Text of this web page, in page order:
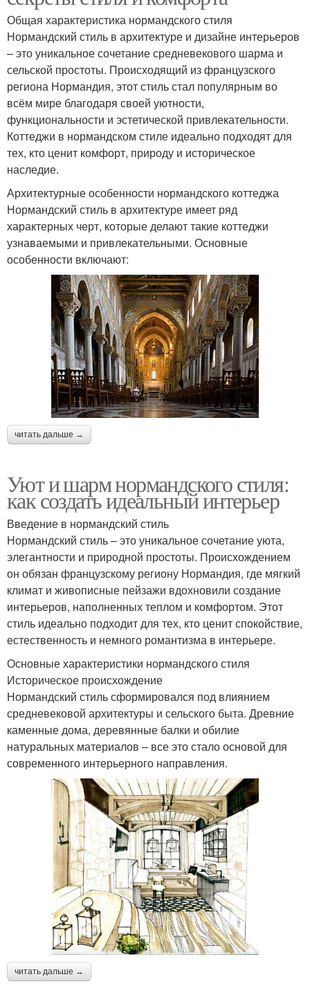
Общая характеристика нормандского стиля
Нормандский стиль в архитектуре и дизайне интерьеров
– это уникальное сочетание средневекового шарма и
сельской простоты. Происходящий из французского
региона Нормандия, этот стиль стал популярным во
всём мире благодаря своей уютности,
функциональности и эстетической привлекательности.
Коттеджи в нормандском стиле идеально подходят для
тех, кто ценит комфорт, природу и историческое
наследие.
Архитектурные особенности нормандского коттеджа
Нормандский стиль в архитектуре имеет ряд
характерных черт, которые делают такие коттеджи
узнаваемыми и привлекательными. Основные
особенности включают:
читать дальше →
Уют и шарм нормандского стиля:
как создать идеальный интерьер
Введение в нормандский стиль
Нормандский стиль – это уникальное сочетание уюта,
элегантности и природной простоты. Происхождением
он обязан французскому региону Нормандия, где мягкий
климат и живописные пейзажи вдохновили создание
интерьеров, наполненных теплом и комфортом. Этот
стиль идеально подходит для тех, кто ценит спокойствие,
естественность и немного романтизма в интерьере.
Основные характеристики нормандского стиля
Историческое происхождение
Нормандский стиль сформировался под влиянием
средневековой архитектуры и сельского быта. Древние
каменные дома, деревянные балки и обилие
натуральных материалов – все это стало основой для
современного интерьерного направления.
читать дальше →